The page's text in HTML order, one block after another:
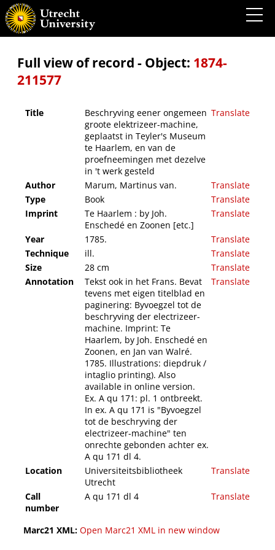
Beschryving eener ongemeen groote elektrizeer-machine, geplaatst in Teyler's
Museum te Haarlem, en van de proefneemingen met dezelve in 't werk gesteld
Full view of record - Object: 1874-
211577
Title
Beschryving eener ongemeen
groote elektrizeer-machine,
geplaatst in Teyler's Museum
te Haarlem, en van de
proefneemingen met dezelve
in 't werk gesteld
Translate
Author Marum, Martinus van.
Translate
Type
Book
Translate
Imprint
Te Haarlem : by Joh.
Enschedé en Zoonen [etc.]
Translate
Year 1785.
Translate
Technique
ill.
Translate
Size
28 cm
Translate
Annotation
Tekst ook in het Frans. Bevat
tevens met eigen titelblad en
paginering: Byvoegzel tot de
beschryving der electrizeer-
machine. Imprint: Te
Haarlem, by Joh. Enschedé en
Zoonen, en Jan van Walré.
1785. Illustrations: diepdruk /
intaglio printing). Also
available in online version.
Ex. A qu 171: pl. 1 ontbreekt.
In ex. A qu 171 is "Byvoegzel
tot de beschryving der
electrizeer-machine" ten
onrechte gebonden achter ex.
A qu 171 dl 4.
Translate
Location
Universiteitsbibliotheek
Utrecht
Translate
Call
number
A qu 171 dl 4 Translate
Marc21 XML: Open Marc21 XML in new window